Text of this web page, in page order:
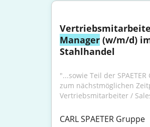
Manager (w/m/d)
Stahlhandel
"...sowie Teil der
zum nächstmöglichen
Vertriebsmitarbeiter /
CARL SPAETER Gruppe